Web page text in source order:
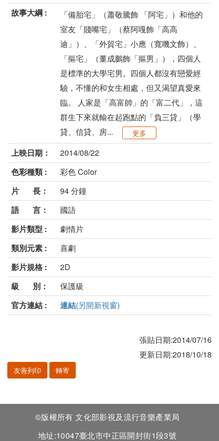
故事大綱 :
「備胎宅」（蕭敬騰飾 「阿宅」）和他的
室友「賤嘴宅」（蔡阿嘎飾「高高
迪」）、「外貿宅」小應（寬嘰文飾）、
「摳宅」（董成鵬飾「摳男」），四個人
是標準的大學宅男。四個人都沒有戀愛經
驗，不懂的和女生相處，但又渴望真愛來
臨。 人家是「高富帥」的「富二代」，這
群生下來就輸在起跑點的「負三貸」（學
貸、信貸、房...
更多
上映日期：
2014/08/22
色彩種類 :
彩色 Color
片 長：
94 分鐘
語 言：
國語
影片類型 :
劇情片
類別元素 :
喜劇
影片規格 :
2D
級 別：
保護級
官方連結 :
連結(另開新視窗)
張貼日期:2014/07/16
更新日期:2018/10/18
友善列印 轉寄
©版權所有 文化部影視及流行音樂產業局
地址:10047臺北市中正區開封街1段3號